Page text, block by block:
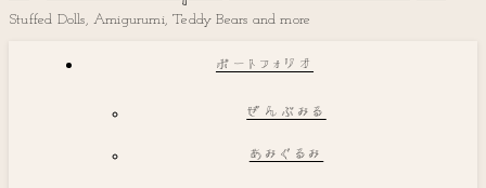
Stuffed Dolls, Amigurumi, Teddy Bears and more
ポートフォリオ
ぜんぶみる
あみぐるみ